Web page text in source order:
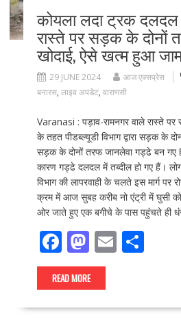
कोयला लदा ट्रक
रास्ते पर सड़क के दोनों
खोदाई, ऐसे खत्म हुआ
29 JUNE 2024 आज एक्सप्रेस
बनारस, लाइव अपडेट, वाराणसी
Varanasi : पड़ाव-रामनगर वाले रास्ते
के तहत पीडब्ल्यूडी विभाग द्वारा सड़क के
सड़क के दोनों तरफ जानलेवा गड्ढे बन गए
कारण गड्ढे दलदल में तब्दील हो गए हैं।
विभाग की लापरवाही के चलते इस मार्ग पर
क्रम में आज सुबह करीब नो एंट्री में घुसी
ओर जाते हुए एक बगीचे के पास पहुंचते ही
F
ac
e
b
M
as
to
d
E
l
S
e
READ MORE